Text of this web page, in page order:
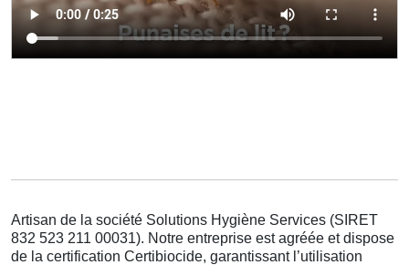
Artisan de la société Solutions Hygiène Services (SIRET
832 523 211 00031). Notre entreprise est agréée et dispose
de la certification Certibiocide, garantissant l’utilisation